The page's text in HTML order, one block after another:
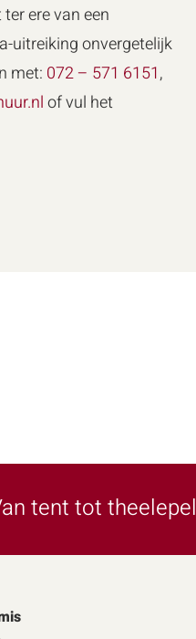
ere van een
uitreiking onvergetelijk
met: 072 – 571 6151,
of vul het
tent tot theelepel